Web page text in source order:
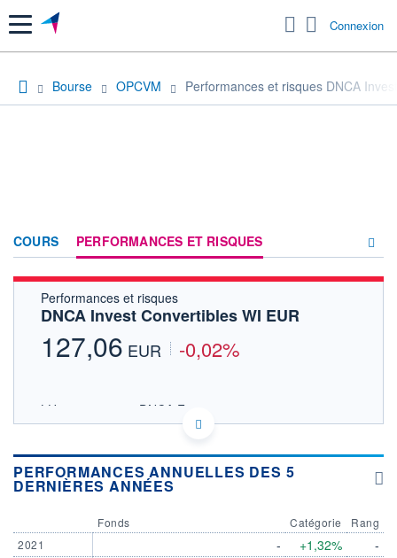
Menu Connexion
Bourse OPCVM Performances et risques DNCA
COURS PERFORMANCES ET RISQUES
Performances et risques
DNCA Invest Convertibles WI EUR
127,06 EUR -0,02%
LU2842051208 - DNCA Finance
OPCVM DERNIER COURS CONNU AU 06/08/2026
120
PERFORMANCES ANNUELLES DES 5
DERNIÈRES ANNÉES
2021
Fonds
-
Catégorie
+1,32%
Rang
-